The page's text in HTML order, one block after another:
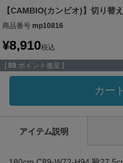
【CAMBIO(カンビオ)】切り替
商品番号 mp10816
¥8,910税込
[ 89 ポイント進呈 ]
カー
アイテム説明